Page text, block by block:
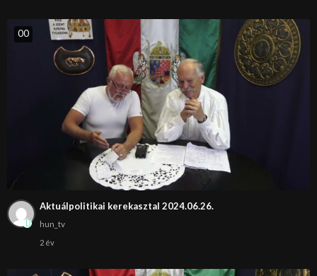
00
Aktuálpolitikai kerekasztal 2024.06.26.
hun_tv
2 év